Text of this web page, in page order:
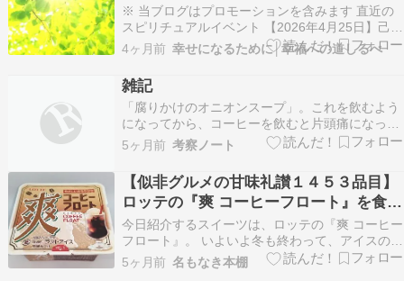
※ 当ブログはプロモーションを含みます 直近の
スピリチュアルイベント 【2026年4月25日】己巳
の日×大安で金運爆上げ！ 【2026年4月17日】牡
羊座新月の願い事・書き方・過ごし方完全ガイド
【2026年】牡羊座シーズン開幕（3/20〜4/19）全
星座共通の開運ガイド 20…
4ヶ月前 幸せになるために│幸福への道しるべ
雑記
「腐りかけのオニオンスープ」。これを飲むよう
になってから、コーヒーを飲むと片頭痛になっ
て。↓Grok先生に聞いてみた。Ｑ：最近、よく酢
を摂るようにしたんだけど、そしたらコーヒーを
飲んだときに片頭痛になって。これは何か関係あ
る？Ａ：酢を意識的に多く取るようになったタイ
ミングで、コー…
5ヶ月前 考察ノート
【似非グルメの甘味礼讃１４５３品目】
ロッテの『爽 コーヒーフロート』を食べ
てみた！
今日紹介するスイーツは、ロッテの『爽 コーヒー
フロート』。 いよいよ冬も終わって、アイスの季
節が近づいてくる。 （スイーツ＆お菓子カテゴリ
ーでは他にもいろんなスイーツをご紹介！） 爽
5ヶ月前 名もなき本棚